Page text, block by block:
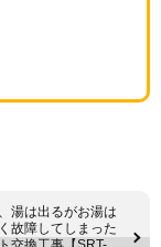
湯は出るがお湯は
故障してしまった